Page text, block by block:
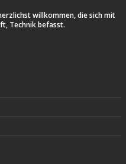
willkommen, die sich mit
Technik befasst.